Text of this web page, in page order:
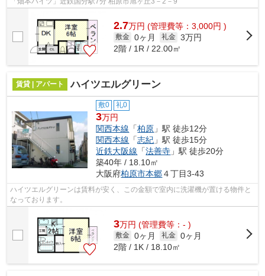
2.7万円 (管理費等：3,000円 )
敷金 0ヶ月 礼金 3万円
2階 / 1R / 22.00㎡
賃貸 | アパート ハイツエルグリーン
敷0 礼0
3万円
関西本線 「柏原 」駅 徒歩12分
関西本線 「志紀 」駅 徒歩15分
近鉄大阪線 「法善寺 」駅 徒歩20分
築40年 / 18.10㎡
大阪府柏原市本郷４丁目3-43
ハイツエルグリーンは賃料が安く、この金額で室内に洗濯機が置ける物件と
なっております。
3万円 (管理費等：- )
敷金 0ヶ月 礼金 0ヶ月
2階 / 1K / 18.10㎡